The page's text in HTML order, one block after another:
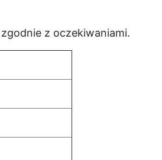
z oczekiwaniami.